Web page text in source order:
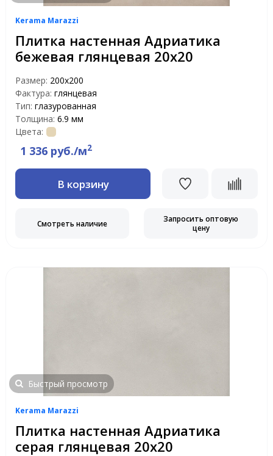
Kerama Marazzi
Плитка настенная Адриатика
бежевая глянцевая 20х20
Размер: 200х200
Фактура: глянцевая
Тип: глазурованная
Толщина: 6.9 мм
Цвета:
1 336 руб./м2
В корзину
Смотреть наличие
Запросить оптовую
цену
Быстрый просмотр
Kerama Marazzi
Плитка настенная Адриатика
серая глянцевая 20х20